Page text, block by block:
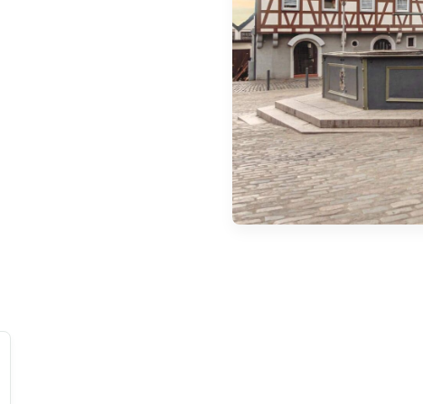
Zamów Umweltplakietkę